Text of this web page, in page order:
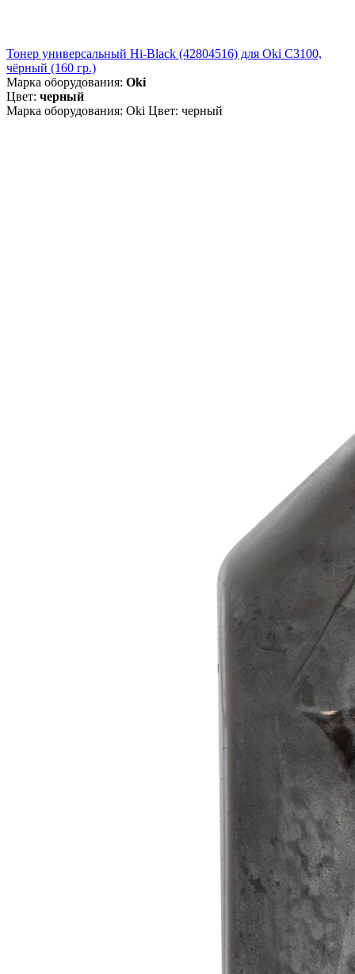
Тонер универсальный Hi-Black (42804516) для Oki С3100,
чёрный (160 гр.)
Марка оборудования: Oki
Цвет: черный
Марка оборудования: Oki Цвет: черный